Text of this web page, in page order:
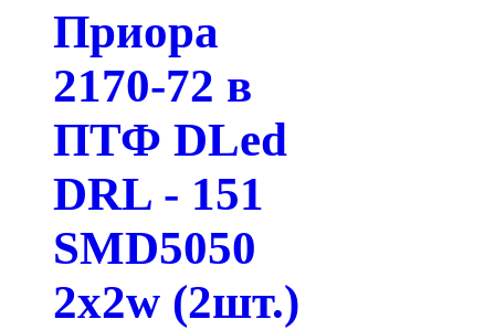
Приора
2170-72 в
ПТФ DLed
DRL - 151
SMD5050
2x2w (2шт.)